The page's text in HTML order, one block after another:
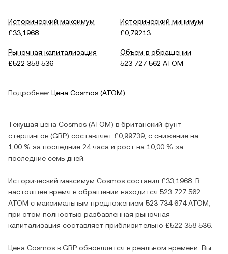
Исторический максимум
£33,1968
Исторический минимум
£0,79213
Рыночная капитализация
£522 358 536
Объем в обращении
523 727 562 ATOM
Подробнее: Цена Cosmos (ATOM)
Текущая цена Cosmos (ATOM) в британский фунт
стерлингов (GBP) составляет £0,99739 , c снижение на
1,00 % за последние 24 часа и рост на 10,00 % за
последние семь дней.
Исторический максимум Cosmos составил £33,1968 . В
настоящее время в обращении находится 523 727 562
ATOM с максимальным предложением 523 734 674 ATOM
при этом полностью разбавленная рыночная
капитализация составляет приблизительно £522 358 536
Цена Cosmos в GBP обновляется в реальном времени. Вы